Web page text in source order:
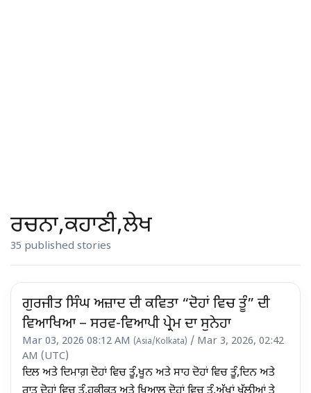
ਰਚਨਾ,ਕਹਾਣੀ,ਲੇਖ
35 published stories
ਗੁਰਜੀਤ ਸਿੰਘ ਅਜ਼ਾਦ ਦੀ ਕਵਿਤਾ “ਦੋਹਾਂ ਵਿਚ ਤੂੰ” ਦੀ
ਵਿਆਖਿਆ – ਸਰਵ-ਵਿਆਪੀ ਪ੍ਰੇਮ ਦਾ ਸੁਨੇਹਾ
Mar 03, 2026 08:12 AM (Asia/Kolkata) / Mar 3, 2026, 02:42
AM (UTC)
ਦਿਲ ਅਤੇ ਦਿਮਾਗ਼ ਦੋਹਾਂ ਵਿਚ ਤੂੰ,ਖੂਨ ਅਤੇ ਸਾਹ ਦੋਹਾਂ ਵਿਚ ਤੂੰ,ਦਿਨ ਅਤੇ